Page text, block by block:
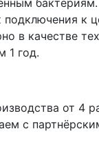
к
в качестве
1 год.
от 4
с